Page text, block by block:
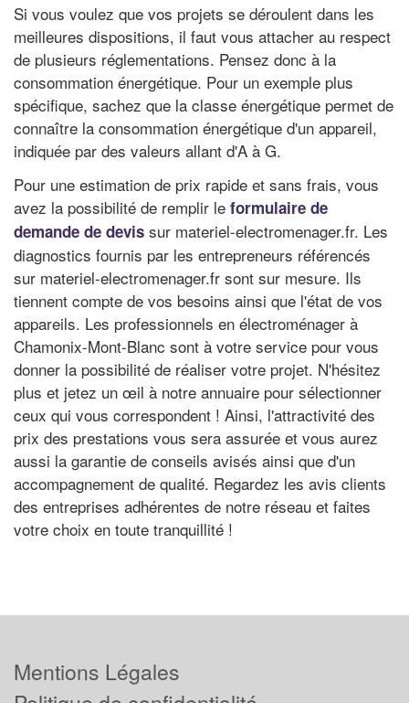
Si vous voulez que vos projets se déroulent dans les
meilleures dispositions, il faut vous attacher au respect
de plusieurs réglementations. Pensez donc à la
consommation énergétique. Pour un exemple plus
spécifique, sachez que la classe énergétique permet de
connaître la consommation énergétique d'un appareil,
indiquée par des valeurs allant d'A à G.
Pour une estimation de prix rapide et sans frais, vous
avez la possibilité de remplir le formulaire de
demande de devis sur materiel-electromenager.fr. Les
diagnostics fournis par les entrepreneurs référencés
sur materiel-electromenager.fr sont sur mesure. Ils
tiennent compte de vos besoins ainsi que l'état de vos
appareils. Les professionnels en électroménager à
Chamonix-Mont-Blanc sont à votre service pour vous
donner la possibilité de réaliser votre projet. N'hésitez
plus et jetez un œil à notre annuaire pour sélectionner
ceux qui vous correspondent ! Ainsi, l'attractivité des
prix des prestations vous sera assurée et vous aurez
aussi la garantie de conseils avisés ainsi que d'un
accompagnement de qualité. Regardez les avis clients
des entreprises adhérentes de notre réseau et faites
votre choix en toute tranquillité !
Mentions Légales